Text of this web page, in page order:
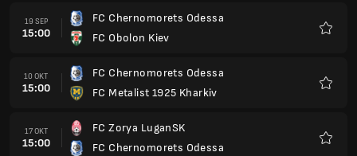
19 SEP
15:00
FC Chernomorets Odessa
FC Obolon Kiev
10 OKT
15:00
FC Chernomorets Odessa
FC Metalist 1925 Kharkiv
17 OKT
15:00
FC Zorya LuganSK
FC Chernomorets Odessa